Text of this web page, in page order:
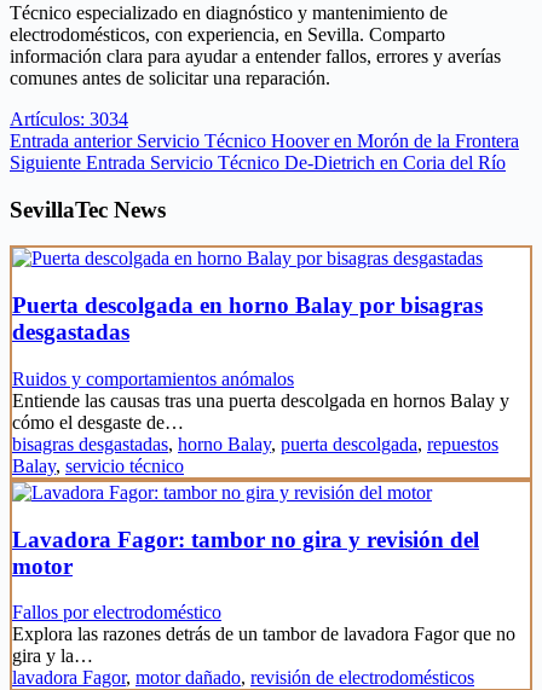
Técnico especializado en diagnóstico y mantenimiento de
electrodomésticos, con experiencia, en Sevilla. Comparto
información clara para ayudar a entender fallos, errores y averías
comunes antes de solicitar una reparación.
Artículos: 3034
Entrada anterior Servicio Técnico Hoover en Morón de la Frontera
Siguiente Entrada Servicio Técnico De-Dietrich en Coria del Río
SevillaTec News
Puerta descolgada en horno Balay por bisagras
desgastadas
Ruidos y comportamientos anómalos
Entiende las causas tras una puerta descolgada en hornos Balay y
cómo el desgaste de…
bisagras desgastadas, horno Balay, puerta descolgada, repuestos
Balay, servicio técnico
Lavadora Fagor: tambor no gira y revisión del
motor
Fallos por electrodoméstico
Explora las razones detrás de un tambor de lavadora Fagor que no
gira y la…
lavadora Fagor, motor dañado, revisión de electrodomésticos